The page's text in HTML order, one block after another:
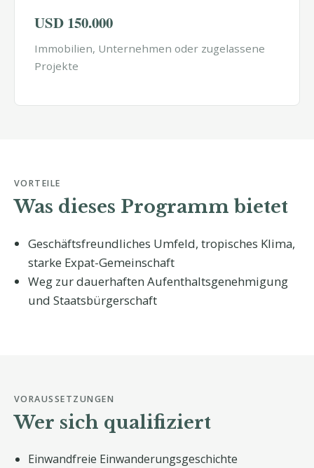
USD 150.000
Immobilien, Unternehmen oder zugelassene
Projekte
VORTEILE
Was dieses Programm bietet
Geschäftsfreundliches Umfeld, tropisches Klima,
starke Expat-Gemeinschaft
Weg zur dauerhaften Aufenthaltsgenehmigung
und Staatsbürgerschaft
VORAUSSETZUNGEN
Wer sich qualifiziert
Einwandfreie Einwanderungsgeschichte